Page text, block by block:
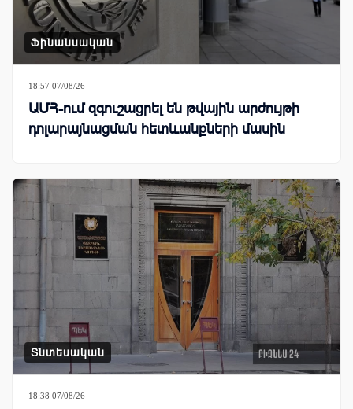
Ֆինանսական
18:57 07/08/26
ԱՄՀ-ում զգուշացրել են թվային արժույթի
դոլարայնացման հետևանքների մասին
Տնտեսական
18:38 07/08/26